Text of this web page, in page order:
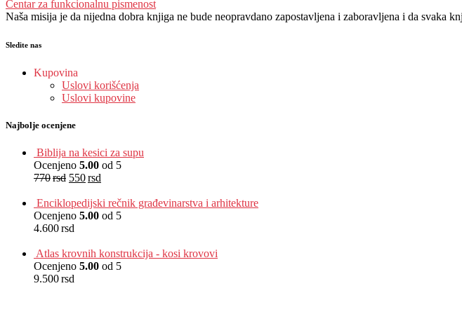
Centar za funkcionalnu pismenost
Naša misija je da nijedna dobra knjiga ne bude neopravdano zapostavljena i zaboravljena i da svaka
Sledite nas
Kupovina
Uslovi korišćenja
Uslovi kupovine
Najbolje ocenjene
Biblija na kesici za supu
Ocenjeno 5.00 od 5
770rsd 550rsd
Enciklopedijski rečnik građevinarstva i arhitekture
Ocenjeno 5.00 od 5
4.600rsd
Atlas krovnih konstrukcija - kosi krovovi
Ocenjeno 5.00 od 5
9.500rsd